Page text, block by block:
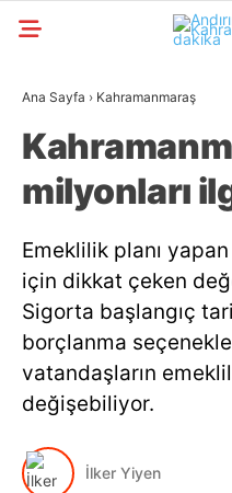
Ana Sayfa › Kahramanmaraş
milyonları
Emeklilik planı
için dikkat çeken
Sigorta başlangıç
borçlanma
vatandaşların
değişebiliyor.
İlker Yiyen